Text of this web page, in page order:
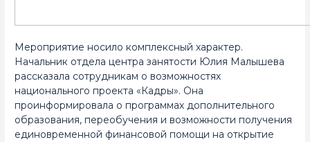
Мероприятие носило комплексный характер.
Начальник отдела центра занятости Юлия Малышева
рассказала сотрудникам о возможностях
национального проекта «Кадры». Она
проинформировала о программах дополнительного
образования, переобучения и возможности получения
единовременной финансовой помощи на открытие